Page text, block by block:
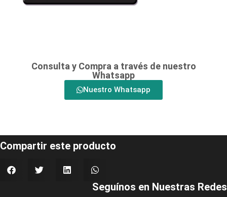
Consulta y Compra a través de nuestro
Whatsapp
Nuestro Whatsapp
Compartir este producto
Seguínos en Nuestras Redes